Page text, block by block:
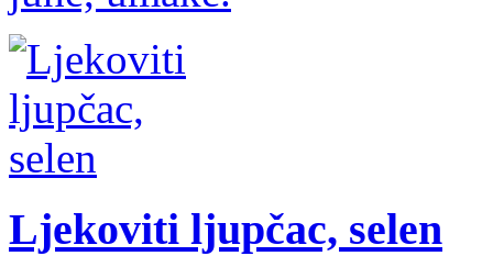
Ljekoviti ljupčac, selen